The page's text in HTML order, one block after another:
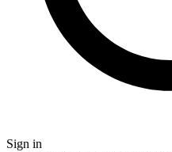
Sign in